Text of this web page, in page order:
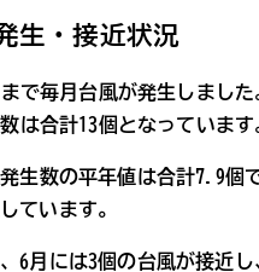
生・接近状況
で毎月台風が発生しまし
は合計13個となっています
生数の平年値は合計7.9個
ています。
6月には3個の台風が接近